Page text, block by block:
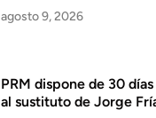
agosto 9, 2026
PRM dispone de 30
al sustituto de Jorge